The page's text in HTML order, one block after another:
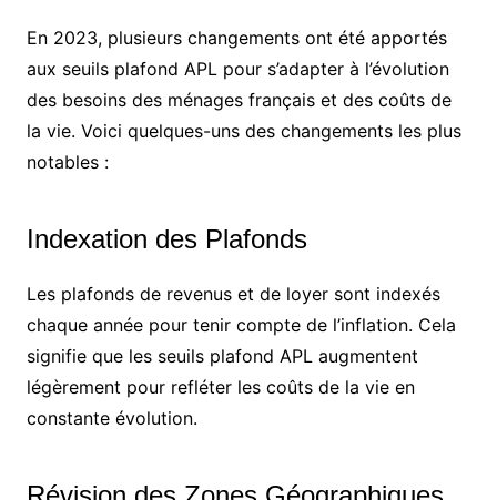
En 2023, plusieurs changements ont été apportés
aux seuils plafond APL pour s’adapter à l’évolution
des besoins des ménages français et des coûts de
la vie. Voici quelques-uns des changements les plus
notables :
Indexation des Plafonds
Les plafonds de revenus et de loyer sont indexés
chaque année pour tenir compte de l’inflation. Cela
signifie que les seuils plafond APL augmentent
légèrement pour refléter les coûts de la vie en
constante évolution.